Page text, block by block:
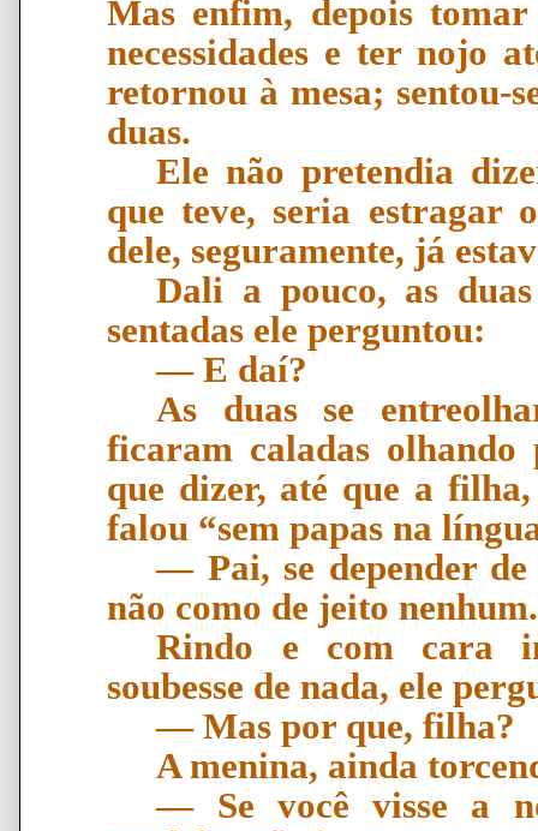
Mas enfim, depois
necessidades e ter nojo
retornou à mesa; sentou-
duas.
Ele não pretendia
que teve, seria estragar
dele, seguramente, já
Dali a pouco, as
sentadas ele perguntou:
―E daí?
As duas se
ficaram caladas olhando
que dizer, até que a
falou “sem papas na
―Pai, se depender
não como de jeito
Rindo e com cara
soubesse de nada, ele
―Mas por que, filha?
A menina, ainda
―Se você visse a